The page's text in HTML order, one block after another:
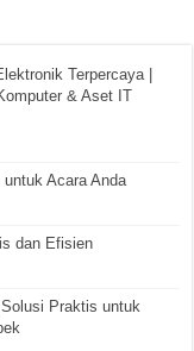
Terpercaya |
& Aset IT
Acara Anda
dan Efisien
Praktis untuk